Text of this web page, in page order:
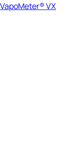
VapoMeter® VX